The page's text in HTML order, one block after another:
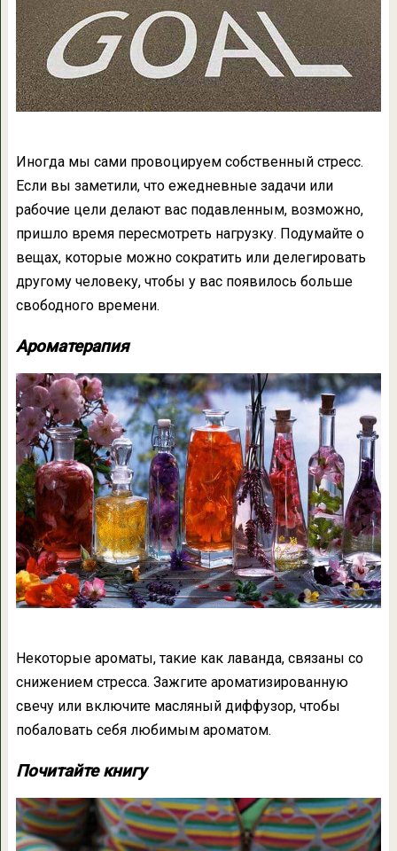
Иногда мы сами провоцируем собственный стресс.
Если вы заметили, что ежедневные задачи или
рабочие цели делают вас подавленным, возможно,
пришло время пересмотреть нагрузку. Подумайте о
вещах, которые можно сократить или делегировать
другому человеку, чтобы у вас появилось больше
свободного времени.
Ароматерапия
Некоторые ароматы, такие как лаванда, связаны со
снижением стресса. Зажгите ароматизированную
свечу или включите масляный диффузор, чтобы
побаловать себя любимым ароматом.
Почитайте книгу